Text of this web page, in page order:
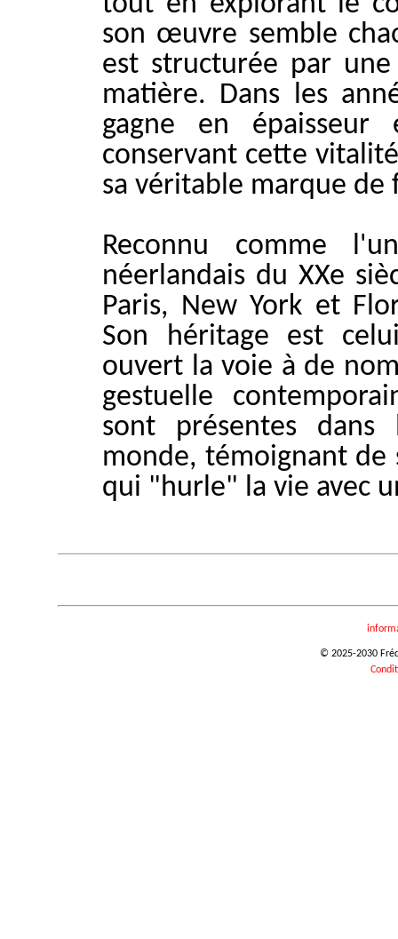
son œuvre semble
est structurée par
matière. Dans les
gagne en
conservant cette
sa véritable marque de
Reconnu comme
néerlandais du XXe
Paris, New York et
Son héritage est
ouvert la voie à de
gestuelle
sont présentes
monde, témoignant
qui "hurle" la vie avec
© 2025-2030